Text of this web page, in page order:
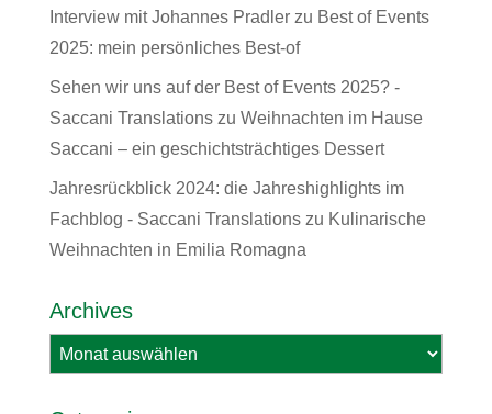
Interview mit Johannes Pradlerzu Best of Events
2025: mein persönliches Best-of
Sehen wir uns auf der Best of Events 2025? -
Saccani Translationszu Weihnachten im Hause
Saccani – ein geschichtsträchtiges Dessert
Jahresrückblick 2024: die Jahreshighlights im
Fachblog - Saccani Translationszu Kulinarische
Weihnachten in Emilia Romagna
Archives
Archives